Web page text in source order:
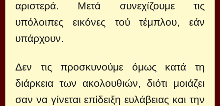
αριστερά. Μετά συνεχίζουμε τις
υπόλοιπες εικόνες τού τέ­μπλου, εάν
υπάρχουν.
Δεν τις προσκυνούμε όμως κατά τη
διάρκεια των ακολουθιών, διότι μοιάζει
σαν να γίνεται επίδειξη ευλάβειας και την